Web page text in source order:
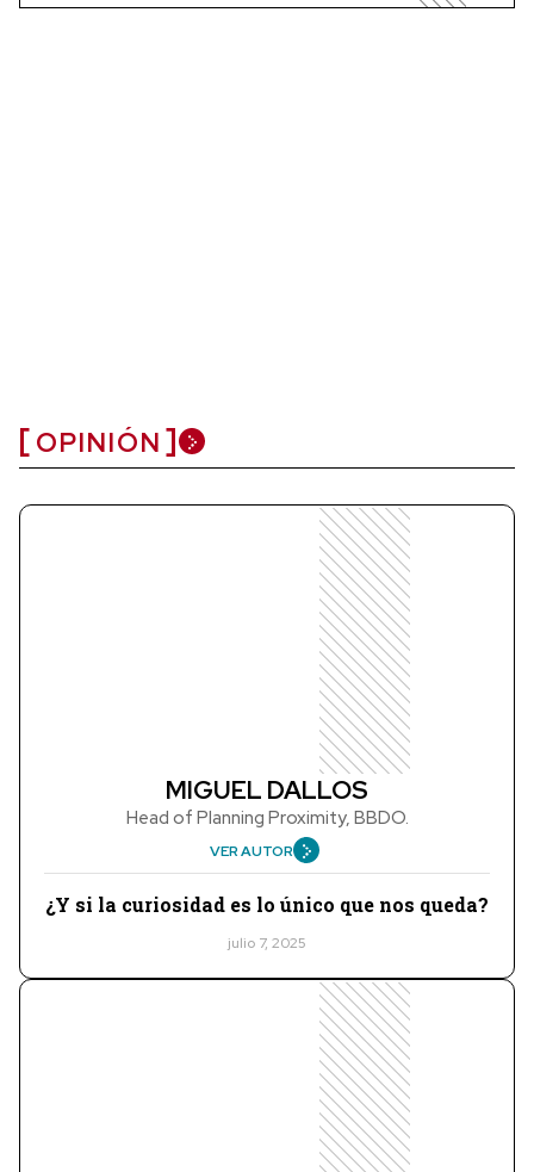
OPINIÓN
MIGUEL DALLOS
Head of Planning Proximity, BBDO.
VER AUTOR
¿Y si la curiosidad es lo único que nos queda?
julio 7, 2025